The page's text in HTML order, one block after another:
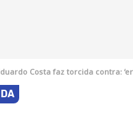
Costa faz torcida contra: